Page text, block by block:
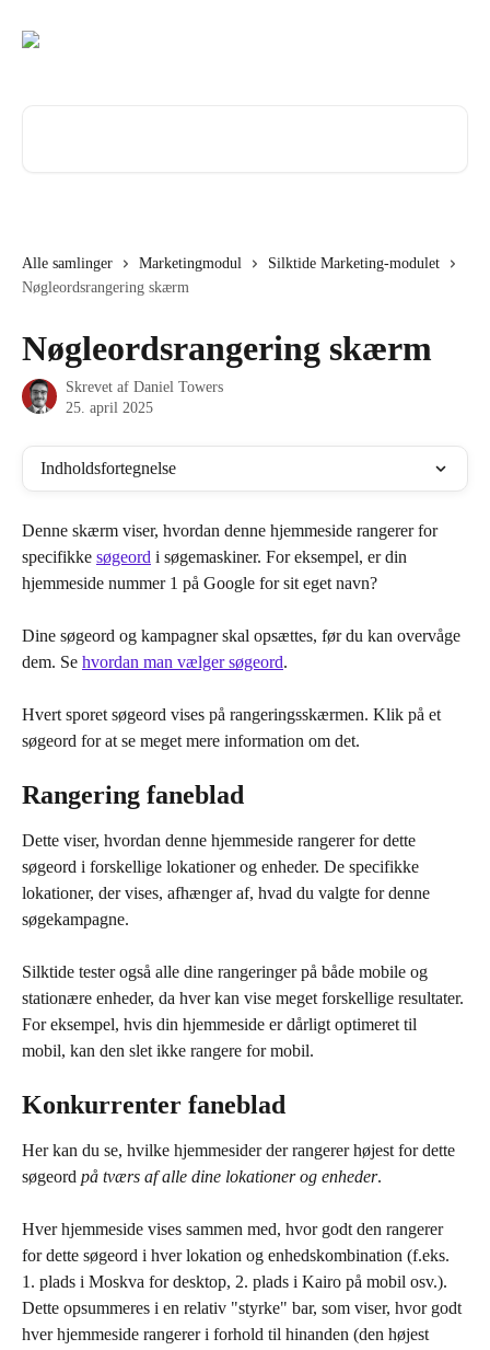
Alle samlinger Marketingmodul
Silktide Marketing-modulet
Nøgleordsrangering skærm
Nøgleordsrangering skærm
Skrevet af Daniel Towers
25. april 2025
Indholdsfortegnelse
Denne skærm viser, hvordan denne hjemmeside rangerer for
specifikke søgeord i søgemaskiner. For eksempel, er din
hjemmeside nummer 1 på Google for sit eget navn?
Dine søgeord og kampagner skal opsættes, før du kan overvåge
dem. Se hvordan man vælger søgeord.
Hvert sporet søgeord vises på rangeringsskærmen. Klik på et
søgeord for at se meget mere information om det.
Rangering faneblad
Dette viser, hvordan denne hjemmeside rangerer for dette
søgeord i forskellige lokationer og enheder. De specifikke
lokationer, der vises, afhænger af, hvad du valgte for denne
søgekampagne.
Silktide tester også alle dine rangeringer på både mobile og
stationære enheder, da hver kan vise meget forskellige resultater.
For eksempel, hvis din hjemmeside er dårligt optimeret til
mobil, kan den slet ikke rangere for mobil.
Konkurrenter faneblad
Her kan du se, hvilke hjemmesider der rangerer højest for dette
søgeord på tværs af alle dine lokationer og enheder.
Hver hjemmeside vises sammen med, hvor godt den rangerer
for dette søgeord i hver lokation og enhedskombination (f.eks.
1. plads i Moskva for desktop, 2. plads i Kairo på mobil osv.).
Dette opsummeres i en relativ "styrke" bar, som viser, hvor godt
hver hjemmeside rangerer i forhold til hinanden (den højest